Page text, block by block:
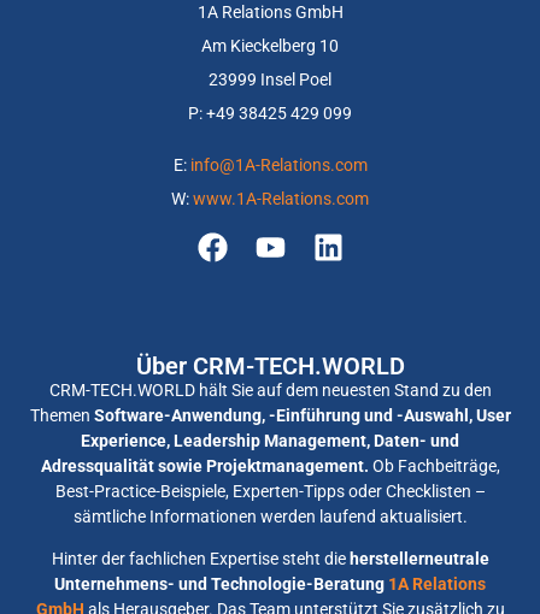
1A Relations GmbH
Am Kieckelberg 10
23999 Insel Poel
P: +49 38425 429 099
E: info@1A-Relations.com
W:www.1A-Relations.com
Über CRM-TECH.WORLD
CRM-TECH.WORLD hält Sie auf dem neuesten Stand zu den
Themen Software-Anwendung, -Einführung und -Auswahl, User
Experience, Leadership Management, Daten- und
Adressqualität sowie Projektmanagement. Ob Fachbeiträge,
Best-Practice-Beispiele, Experten-Tipps oder Checklisten –
sämtliche Informationen werden laufend aktualisiert.
Hinter der fachlichen Expertise steht die herstellerneutrale
Unternehmens- und Technologie-Beratung 1A Relations
GmbH als Herausgeber. Das Team unterstützt Sie zusätzlich zu